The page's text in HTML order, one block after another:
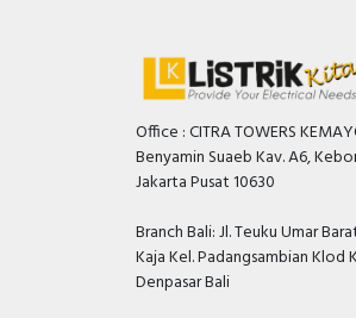
Office : CITRA TOWERS
Benyamin Suaeb Kav. A6,
Jakarta Pusat 10630
Branch Bali: Jl. Teuku Umar
Kaja Kel. Padangsambian Klod
Denpasar Bali